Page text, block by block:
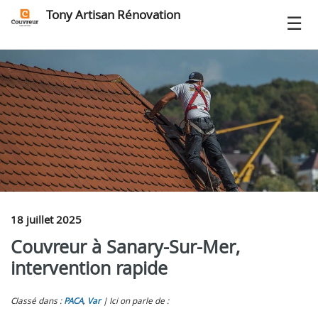
Tony Artisan Rénovation
18 juillet 2025
Couvreur à Sanary-Sur-Mer,
intervention rapide
Classé dans : PACA, Var Ici on parle de :